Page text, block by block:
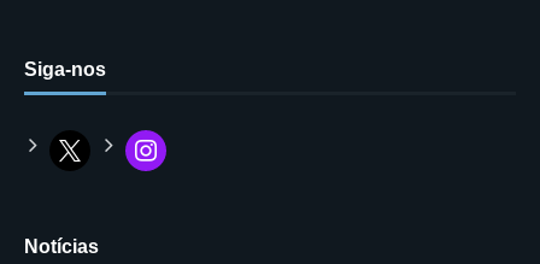
Siga-nos
Notícias